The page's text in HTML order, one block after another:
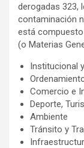
derogadas 323,
contaminación
está compuesto
(o Materias
Institucional
Comercio e
Deporte,
Ambiente
Tránsito y